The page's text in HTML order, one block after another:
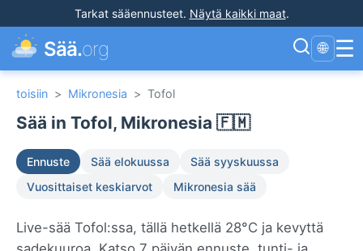
Tarkat sääennusteet. Näytä kaikki maat.
Sää.org 🌐 ☰
toisiin > Mikronesia > Tofol
Sää in Tofol, Mikronesia 🇫🇲
Ennuste Sää elokuussa
Sää syyskuussa
Vuosittaiset keskiarvot
Mikronesia sää
Live-sää Tofol:ssa, tällä hetkellä 28°C ja kevyttä